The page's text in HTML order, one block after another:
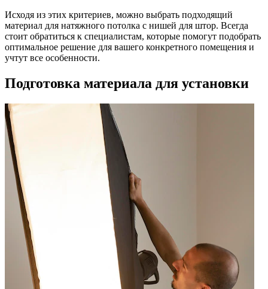
Исходя из этих критериев, можно выбрать подходящий
материал для натяжного потолка с нишей для штор. Всегда
стоит обратиться к специалистам, которые помогут подобрать
оптимальное решение для вашего конкретного помещения и
учтут все особенности.
Подготовка материала для установки